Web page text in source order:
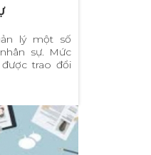
lý một số
sự. Mức
trao đổi